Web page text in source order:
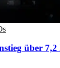
über